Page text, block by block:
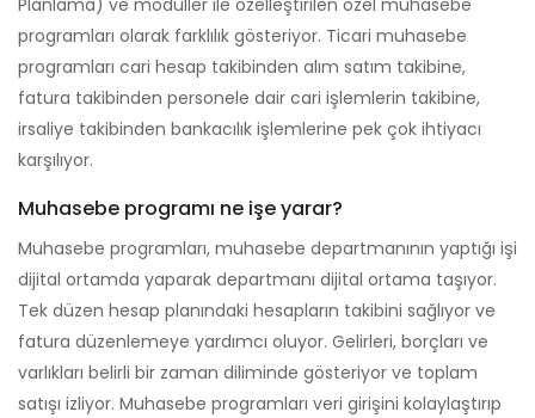
Planlama) ve modüller ile özelleştirilen özel muhasebe
programları olarak farklılık gösteriyor. Ticari muhasebe
programları cari hesap takibinden alım satım takibine,
fatura takibinden personele dair cari işlemlerin takibine,
irsaliye takibinden bankacılık işlemlerine pek çok ihtiyacı
karşılıyor.
Muhasebe programı ne işe yarar?
Muhasebe programları, muhasebe departmanının yaptığı işi
dijital ortamda yaparak departmanı dijital ortama taşıyor.
Tek düzen hesap planındaki hesapların takibini sağlıyor ve
fatura düzenlemeye yardımcı oluyor. Gelirleri, borçları ve
varlıkları belirli bir zaman diliminde gösteriyor ve toplam
satışı izliyor. Muhasebe programları veri girişini kolaylaştırıp